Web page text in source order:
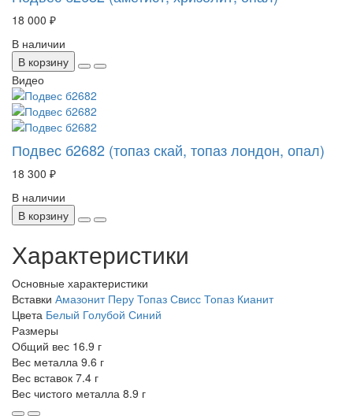
18 000 ₽
В наличии
В корзину
Видео
Подвес б2682 (топаз скай, топаз лондон, опал)
18 300 ₽
В наличии
В корзину
Характеристики
Основные характеристики
Вставки Амазонит Перу Топаз Свисс Топаз Кианит
Цвета Белый Голубой Синий
Размеры
Общий вес 16.9 г
Вес металла 9.6 г
Вес вставок 7.4 г
Вес чистого металла 8.9 г